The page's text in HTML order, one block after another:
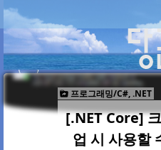
프로그래밍/C#, .NET
[.NET Core]
업 시 사용할